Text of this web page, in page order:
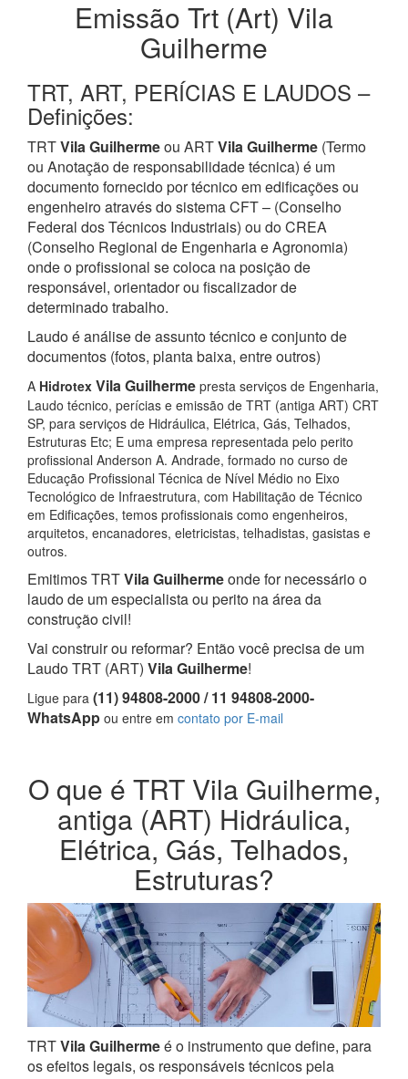
Emissão Trt (Art) Vila
Guilherme
TRT, ART, PERÍCIAS E LAUDOS –
Definições:
TRTVila Guilhermeou ARTVila Guilherme (Termo
ou Anotação de responsabilidade técnica) é um
documento fornecido por técnico em edificações ou
engenheiro através do sistema CFT – (Conselho
Federal dos Técnicos Industriais) ou do CREA
(Conselho Regional de Engenharia e Agronomia)
onde o profissional se coloca na posição de
responsável, orientador ou fiscalizador de
determinado trabalho.
Laudo é análise de assunto técnico e conjunto de
documentos (fotos, planta baixa, entre outros)
A Hidrotex Vila Guilherme presta serviços de Engenharia,
Laudo técnico, perícias e emissão de TRT (antiga ART) CRT
SP, para serviços de Hidráulica, Elétrica, Gás, Telhados,
Estruturas Etc; E uma empresa representada pelo perito
profissional Anderson A. Andrade, formado no curso de
Educação Profissional Técnica de Nível Médio no Eixo
Tecnológico de Infraestrutura, com Habilitação de Técnico
em Edificações, temos profissionais como engenheiros,
arquitetos, encanadores, eletricistas, telhadistas, gasistas e
outros.
Emitimos TRTVila Guilhermeonde for necessário o
laudo de um especialista ou perito na área da
construção civil!
Vai construir ou reformar? Então você precisa de um
Laudo TRT (ART) Vila Guilherme!
Ligue para (11) 94808-2000 / 11 94808-2000-
WhatsApp ou entre em contato por E-mail
O que é TRT Vila Guilherme,
antiga (ART) Hidráulica,
Elétrica, Gás, Telhados,
Estruturas?
TRTVila Guilhermeé o instrumento que define, para
os efeitos legais, os responsáveis técnicos pela